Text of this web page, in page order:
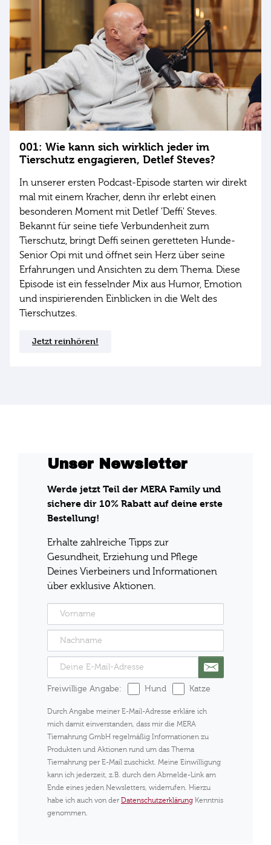
001: Wie kann sich wirklich jeder im
Tierschutz engagieren, Detlef Steves?
In unserer ersten Podcast-Episode starten wir direkt
mal mit einem Kracher, denn ihr erlebt einen
besonderen Moment mit Detlef 'Deffi' Steves.
Bekannt für seine tiefe Verbundenheit zum
Tierschutz, bringt Deffi seinen geretteten Hunde-
Senior Opi mit und öffnet sein Herz über seine
Erfahrungen und Ansichten zu dem Thema. Diese
Episode ist ein fesselnder Mix aus Humor, Emotion
und inspirierenden Einblicken in die Welt des
Tierschutzes.
Jetzt reinhören!
Unser Newsletter
Werde jetzt Teil der MERA Family und
sichere dir 10% Rabatt auf deine erste
Bestellung!
Erhalte zahlreiche Tipps zur
Gesundheit, Erziehung und Pflege
Deines Vierbeiners und Informationen
über exklusive Aktionen.
Freiwillige Angabe: Hund Katze
Durch Angabe meiner E-Mail-Adresse erkläre ich
mich damit einverstanden, dass mir die MERA
Tiernahrung GmbH regelmäßig Informationen zu
Produkten und Aktionen rund um das Thema
Tiernahrung per E-Mail zuschickt. Meine Einwilligung
kann ich jederzeit, z.B. durch den Abmelde-Link am
Ende eines jeden Newsletters, widerrufen. Hierzu
habe ich auch von der Datenschutzerklärung Kenntnis
genommen.